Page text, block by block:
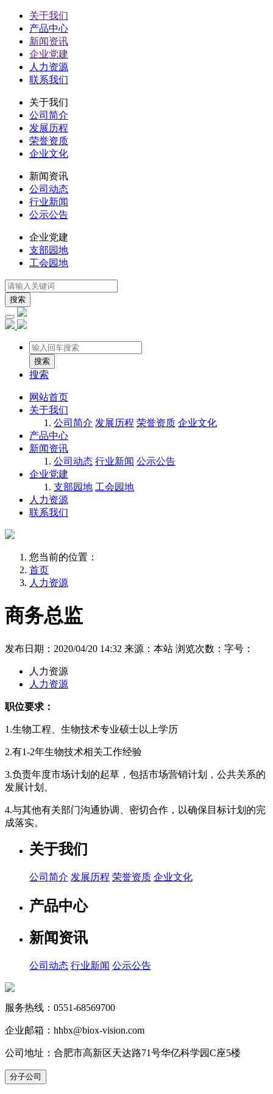
关于我们
产品中心
新闻资讯
企业党建
人力资源
联系我们
关于我们
公司简介
发展历程
荣誉资质
企业文化
新闻资讯
公司动态
行业新闻
公示公告
企业党建
支部园地
工会园地
搜索
搜索
网站首页
关于我们
公司简介 发展历程 荣誉资质 企业文化
产品中心
新闻资讯
公司动态 行业新闻 公示公告
企业党建
支部园地 工会园地
人力资源
联系我们
您当前的位置：
首页
人力资源
商务总监
发布日期：2020/04/20 14:32 来源：本站 浏览次数： 字号：
人力资源
人力资源
职位要求：
1.生物工程、生物技术专业硕士以上学历
2.有1-2年生物技术相关工作经验
3.负责年度市场计划的起草，包括市场营销计划，公共关系的
发展计划。
4.与其他有关部门沟通协调、密切合作，以确保目标计划的完
成落实。
关于我们
公司简介 发展历程 荣誉资质 企业文化
产品中心
新闻资讯
公司动态 行业新闻 公示公告
服务热线：0551-68569700
企业邮箱：hhbx@biox-vision.com
公司地址：合肥市高新区天达路71号华亿科学园C座5楼
分子公司